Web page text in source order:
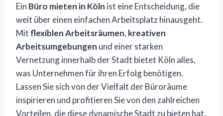
Ein Büro mieten in Köln ist eine Entscheidung, die
weit über einen einfachen Arbeitsplatz hinausgeht.
Mit flexiblen Arbeitsräumen, kreativen
Arbeitsumgebungen und einer starken
Vernetzung innerhalb der Stadt bietet Köln alles,
was Unternehmen für ihren Erfolg benötigen.
Lassen Sie sich von der Vielfalt der Büroräume
inspirieren und profitieren Sie von den zahlreichen
Vorteilen, die diese dynamische Stadt zu bieten hat.